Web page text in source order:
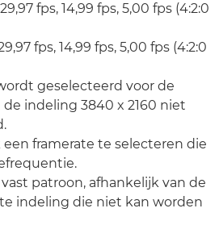
fps, 14,99 fps, 5,00 fps (4:2:0
fps, 14,99 fps, 5,00 fps (4:2:0
geselecteerd voor de
indeling 3840 x 2160 niet
framerate te selecteren die
vast patroon, afhankelijk van de
indeling die niet kan worden